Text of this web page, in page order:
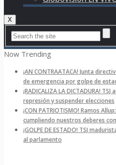
X
Now Trending
¡AN CONTRAATACA! Junta
de emergencia por golpe de
¡RADICALIZA LA DICTADURA!
represión y suspender elecciones
¡CON PATRIOTISMO! Ramos
cumpliendo nuestros deberes
¡GOLPE DE ESTADO! TSJ
al parlamento